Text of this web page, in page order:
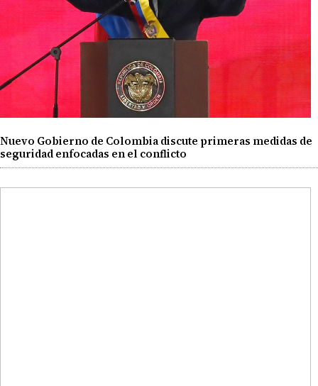
Nuevo Gobierno de Colombia discute primeras medidas de
seguridad enfocadas en el conflicto